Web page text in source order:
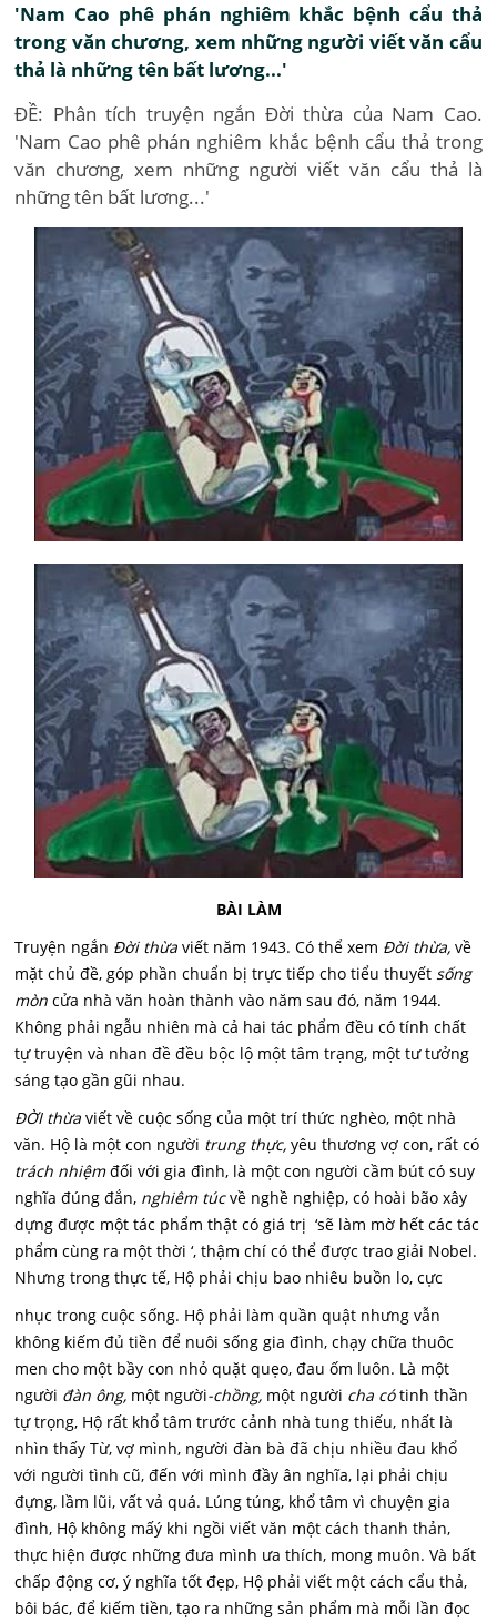
'Nam Cao phê phán nghiêm khắc bệnh cẩu thả
trong văn chương, xem những người viết văn cẩu
thả là những tên bất lương...'
ĐỀ: Phân tích truyện ngắn Đời thừa của Nam Cao.
'Nam Cao phê phán nghiêm khắc bệnh cẩu thả trong
văn chương, xem những người viết văn cẩu thả là
những tên bất lương...'
BÀI LÀM
Truyện ngắn Đời thừa viết năm 1943. Có thể xem Đời thừa, về
mặt chủ đề, góp phần chuẩn bị trực tiếp cho tiểu thuyết sống
mòn cửa nhà văn hoàn thành vào năm sau đó, năm 1944.
Không phải ngẫu nhiên mà cả hai tác phẩm đều có tính chất
tự truyện và nhan đề đều bộc lộ một tâm trạng, một tư tưởng
sáng tạo gần gũi nhau.
ĐỜI thừa viết về cuộc sống của một trí thức nghèo, một nhà
văn. Hộ là một con người trung thực, yêu thương vợ con, rất có
trách nhiệmđối với gia đình, là một con người cầm bút có suy
nghĩa đúng đắn, nghiêm túcvề nghề nghiệp, có hoài bão xây
dựng được một tác phẩm thật có giá trị ‘sẽ làm mờ hết các tác
phẩm cùng ra một thời ‘, thậm chí có thể được trao giải Nobel.
Nhưng trong thực tế, Hộ phải chịu bao nhiêu buồn lo, cực
nhục trong cuộc sống. Hộ phải làm quần quật nhưng vẫn
không kiếm đủ tiền để nuôi sống gia đình, chạy chữa thuôc
men cho một bầy con nhỏ quặt quẹo, đau ốm luôn. Là một
người đàn ông, một người-chồng, một người cha cótinh thần
tự trọng, Hộ rất khổ tâm trước cảnh nhà tung thiếu, nhất là
nhìn thấy Từ, vợ mình, người đàn bà đã chịu nhiều đau khổ
với người tình cũ, đến với mình đầy ân nghĩa, lại phải chịu
đựng, lầm lũi, vất vả quá. Lúng túng, khổ tâm vì chuyện gia
đình, Hộ không mấý khi ngồi viết văn một cách thanh thản,
thực hiện được những đưa mình ưa thích, mong muôn. Và bất
chấp động cơ, ý nghĩa tốt đẹp, Hộ phải viết một cách cẩu thả,
bôi bác, để kiếm tiền, tạo ra những sản phẩm mà mỗi lần đọc